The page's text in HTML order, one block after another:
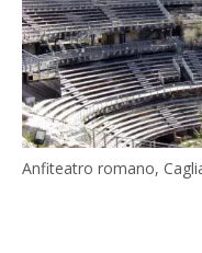
Anfiteatro romano,